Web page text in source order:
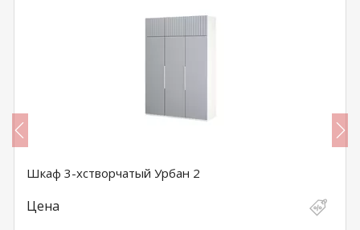
Шкаф 3-хстворчатый Урбан 2
Цена